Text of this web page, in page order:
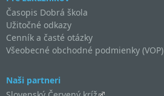
Časopis Dobrá škola
Užitočné odkazy
Cenník a časté otázky
Všeobecné obchodné podmienky (VOP)
Naši partneri